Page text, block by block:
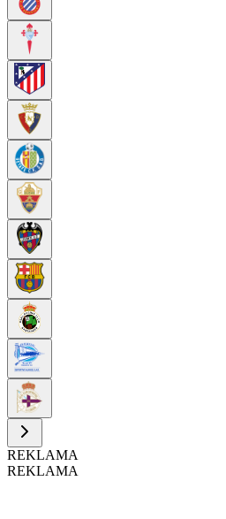
REKLAMA
REKLAMA